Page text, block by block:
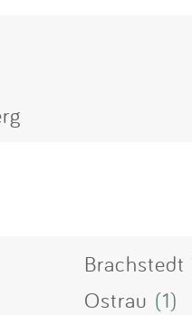
Brachstedt
Ostrau (1)